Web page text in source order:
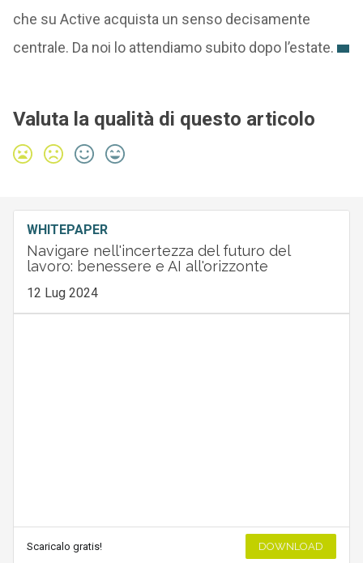
che su Active acquista un senso decisamente
centrale. Da noi lo attendiamo subito dopo l’estate.
Valuta la qualità di questo articolo
WHITEPAPER
Navigare nell'incertezza del futuro del
lavoro: benessere e AI all'orizzonte
12 Lug 2024
Scaricalo gratis! DOWNLOAD